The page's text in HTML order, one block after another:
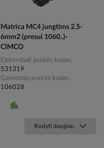
Matrica MC4 jungtims 2.5-
6mm2 (presui 1060..)-
CIMCO
Elektrobalt prekės kodas
531319
Gamintojo prekės kodas
106028
Rodyti daugiau